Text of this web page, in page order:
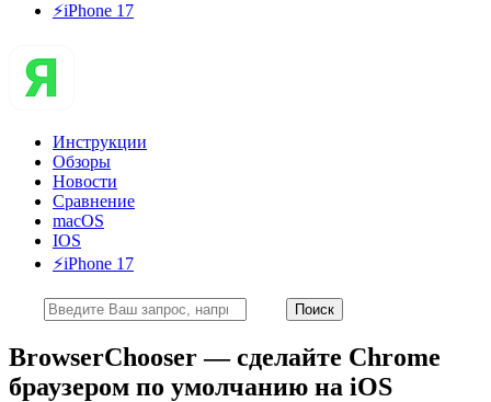
⚡️iPhone 17
Инструкции
Обзоры
Новости
Сравнение
macOS
IOS
⚡️iPhone 17
BrowserChooser — сделайте Chrome
браузером по умолчанию на iOS